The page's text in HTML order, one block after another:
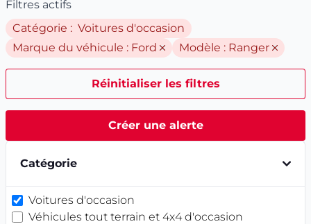
Filtres actifs
Catégorie : Voitures d'occasion
Marque du véhicule : Ford Modèle : Ranger
Réinitialiser les filtres
Créer une alerte
Catégorie
Voitures d'occasion
Véhicules tout terrain et 4x4 d'occasion